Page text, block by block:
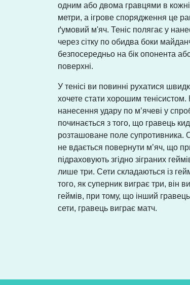
одним або двома гравцями в
метри, а ігрове спорядження це
ґумовий м'яч. Теніс полягає у
через сітку по обидва боки
безпосередньо на бік опонента
поверхні.
У тенісі ви повинні рухатися
хочете стати хорошим
нанесення удару по м’ячеві у
починається з того, що гравець
розташоване поле супротивника.
не вдається повернути м’яч, що
підраховують згідно зіграних
лише три. Сети складаються із
того, як суперник виграє три, він
геймів, при тому, що інший
сети, гравець виграє матч.